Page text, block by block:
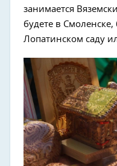
занимается
будете в
Лопатинском саду